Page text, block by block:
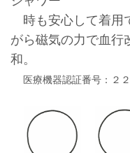
時も安心して着用
がら磁気の力で血行
和。
医療機器認証番号：２